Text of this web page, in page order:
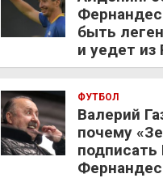
быть
и уедет из
ФУТБОЛ
Валерий
почему